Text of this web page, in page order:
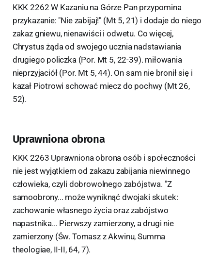
KKK 2262 W Kazaniu na Górze Pan przypomina
przykazanie: "Nie zabijaj!" (Mt 5, 21) i dodaje do niego
zakaz gniewu, nienawiści i odwetu. Co więcej,
Chrystus żąda od swojego ucznia nadstawiania
drugiego policzka (Por. Mt 5, 22-39). miłowania
nieprzyjaciół (Por. Mt 5, 44). On sam nie bronił się i
kazał Piotrowi schować miecz do pochwy (Mt 26,
52).
Uprawniona obrona
KKK 2263 Uprawniona obrona osób i społeczności
nie jest wyjątkiem od zakazu zabijania niewinnego
człowieka, czyli dobrowolnego zabójstwa. "Z
samoobrony... może wyniknąć dwojaki skutek:
zachowanie własnego życia oraz zabójstwo
napastnika... Pierwszy zamierzony, a drugi nie
zamierzony (Św. Tomasz z Akwinu, Summa
theologiae, II-II, 64, 7).